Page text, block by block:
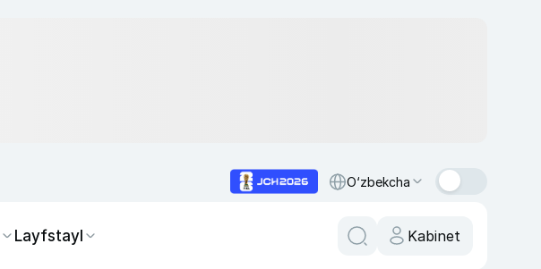
O‘zbekcha
Layfstayl Kabinet